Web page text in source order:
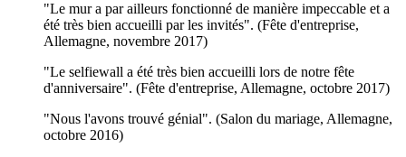
"Le mur a par ailleurs fonctionné de manière impeccable et a
été très bien accueilli par les invités". (Fête d'entreprise,
Allemagne, novembre 2017)
"Le selfiewall a été très bien accueilli lors de notre fête
d'anniversaire". (Fête d'entreprise, Allemagne, octobre 2017)
"Nous l'avons trouvé génial". (Salon du mariage, Allemagne,
octobre 2016)